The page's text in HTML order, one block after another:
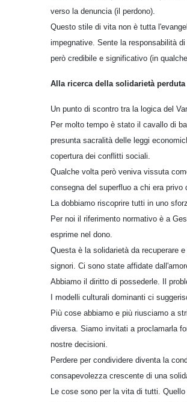
verso la denuncia (il perdono).
Questo stile di vita non è tutta
impegnative. Sente la responsabilità
però credibile e significativo (in
Alla ricerca della solidarietà perduta
Un punto di scontro tra la logica del
Per molto tempo è stato il cavallo di
presunta sacralità delle leggi
copertura dei conflitti sociali.
Qualche volta però veniva vissuta
consegna del superfluo a chi era privo
La dobbiamo riscoprire tutti in uno
Per noi il riferimento normativo è a
esprime nel dono.
Questa è la solidarietà da recuperare
signori. Ci sono state affidate
Abbiamo il diritto di possederle. Il
I modelli culturali dominanti ci
Più cose abbiamo e più riusciamo a
diversa. Siamo invitati a proclamarla
nostre decisioni.
Perdere per condividere diventa la
consapevolezza crescente di una
Le cose sono per la vita di tutti.